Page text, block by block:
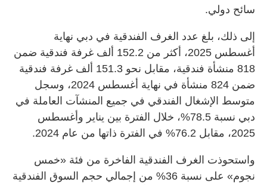
سائح دولي.
إلى ذلك، بلغ عدد الغرف الفندقية في دبي نهاية
أغسطس 2025، أكثر من 152.2 ألف غرفة فندقية ضمن
818 منشأة فندقية، مقابل نحو 151.3 ألف غرفة فندقية
ضمن 824 منشأة في نهاية أغسطس 2024، وسجل
متوسط الإشغال الفندقي في جميع المنشآت العاملة في
دبي نسبة 78.5%، خلال الفترة بين يناير وأغسطس
2025، مقابل 76.2% في الفترة ذاتها من عام 2024.
واستحوذت الغرف الفندقية الفاخرة من فئة «خمس
نجوم» على نسبة 36% من إجمالي حجم السوق الفندقية